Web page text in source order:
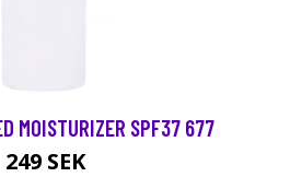
MOISTURIZER SPF37 677
249 SEK